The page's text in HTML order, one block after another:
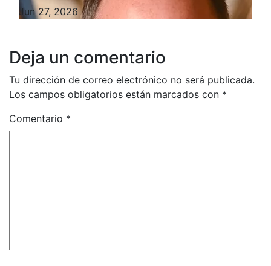
Jun 27, 2026
Deja un comentario
Tu dirección de correo electrónico no será publicada.
Los campos obligatorios están marcados con *
Comentario *